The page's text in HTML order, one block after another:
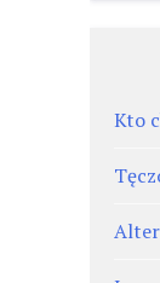
Kto
Alter